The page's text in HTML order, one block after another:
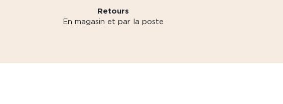
Retours
En magasin et par la poste